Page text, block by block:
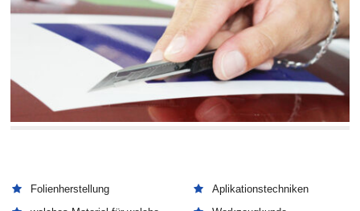
Folienherstellung Aplikationstechniken